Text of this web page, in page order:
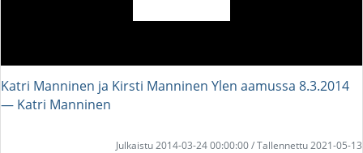
Katri Manninen ja Kirsti Manninen Ylen aamussa 8.3.2014
― Katri Manninen
Julkaistu 2014-03-24 00:00:00 / Tallennettu 2021-05-13